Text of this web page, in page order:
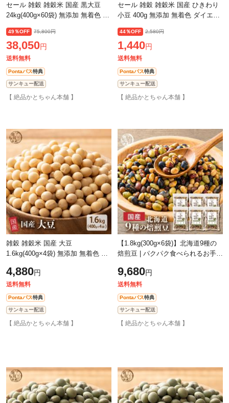
セール 雑穀 雑穀米 国産 黒大豆
24kg(400g×60袋) 無添加 無着色 ダ
ク質
49％OFF 75,800円
38,050円
送料無料
Pontaパス特典
サンキュー配送
【 絶品かとちゃん本舗 】
セール 雑穀 雑穀米 国産 ひきわり
小豆 400g 無添加 無着色 ダイエッ
44％OFF 2,580円
1,440円
送料無料
Pontaパス特典
サンキュー配送
【 絶品かとちゃん本舗 】
雑穀 雑穀米 国産 大豆
1.6kg(400g×4袋) 無添加 無着色 ダ
ク質
4,880円
送料無料
Pontaパス特典
サンキュー配送
【 絶品かとちゃん本舗 】
【1.8kg(300g×6袋)】北海道9種の
焙煎豆 | パクパク食べられるお手軽
9,680円
送料無料
Pontaパス特典
サンキュー配送
【 絶品かとちゃん本舗 】